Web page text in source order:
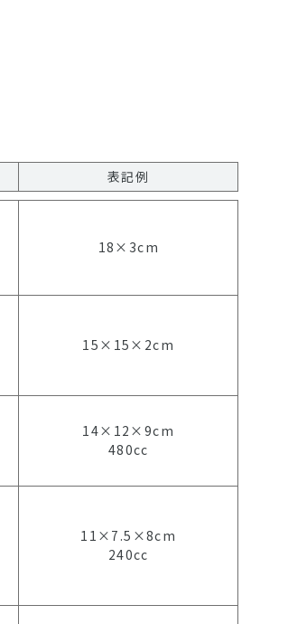
表記例
18×3cm
15×15×2cm
14×12×9cm
480cc
11×7.5×8cm
240cc